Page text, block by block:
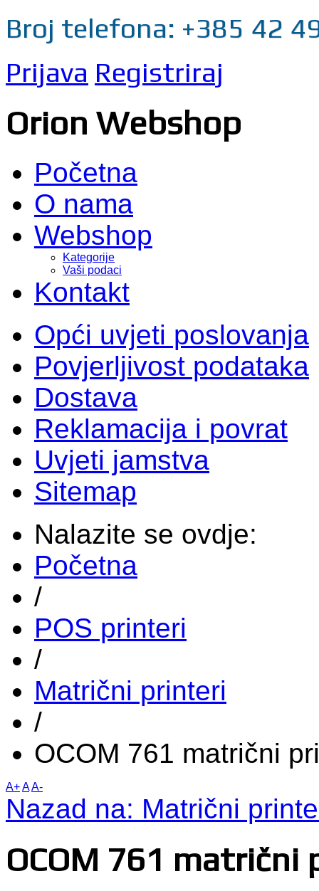
Broj telefona: +385 42
Prijava Registriraj
Orion Webshop
Početna
O nama
Webshop
Kategorije
Vaši podaci
Kontakt
Opći uvjeti poslovanja
Povjerljivost podataka
Dostava
Reklamacija i povrat
Uvjeti jamstva
Sitemap
Nalazite se ovdje:
Početna
/
POS printeri
/
Matrični printeri
/
OCOM 761 matrični
A+AA-
Nazad na: Matrični
OCOM 761